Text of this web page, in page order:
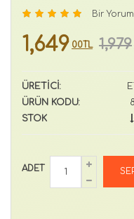
Bir
1,649 00TL 1,979
ÜRETİCİ:
ÜRÜN KODU:
STOK
ADET